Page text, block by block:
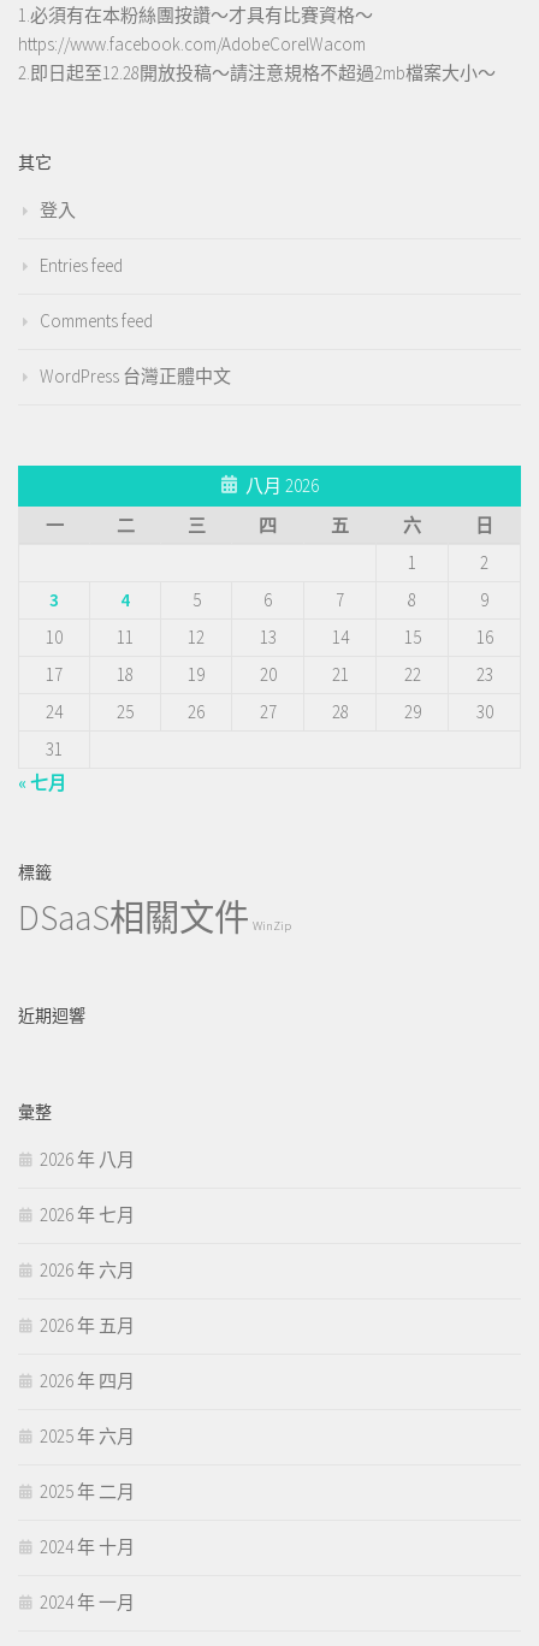
1.必須有在本粉絲團按讚～才具有比賽資格～
https://www.facebook.com/AdobeCorelWacom
2.即日起至12.28開放投稿～請注意規格不超過2mb檔案大小～
其它
登入
Entries feed
Comments feed
WordPress 台灣正體中文
八月 2026
一
二 三 四 五 六
日
1
2
3
4 5 6 7 8
9
10
11 12 13 14 15
16
17
18 19 20 21 22
23
24
25 26 27 28 29
30
31
« 七月
標籤
DSaaS相關文件 WinZip
近期迴響
彙整
2026 年 八月
2026 年 七月
2026 年 六月
2026 年 五月
2026 年 四月
2025 年 六月
2025 年 二月
2024 年 十月
2024 年 一月